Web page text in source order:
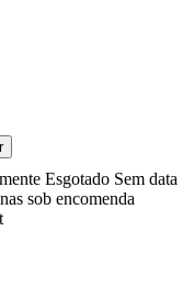
Esgotado Sem data
sob encomenda